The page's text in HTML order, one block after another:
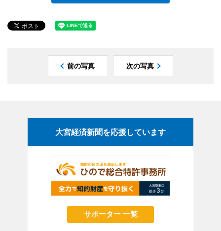
前の写真 次の写真
大宮経済新聞を応援しています
サポーター 一覧